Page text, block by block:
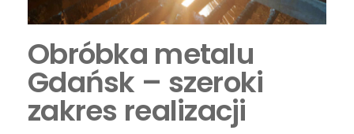
Obróbka metalu
Gdańsk – szeroki
zakres realizacji